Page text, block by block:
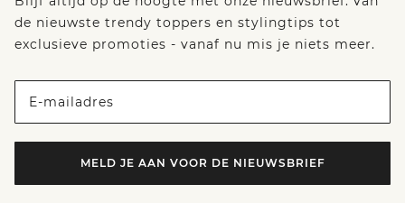
de nieuwste trendy toppers en stylingtips tot
exclusieve promoties - vanaf nu mis je niets meer.
E-mailadres
MELD JE AAN VOOR DE NIEUWSBRIEF